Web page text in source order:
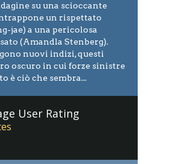
su una scioccante
un rispettato
jae) a una pericolosa
(Amandla Stenberg).
nuovi indizi, questi
oscuro in cui forze sinistre
è ciò che sembra...
User Rating